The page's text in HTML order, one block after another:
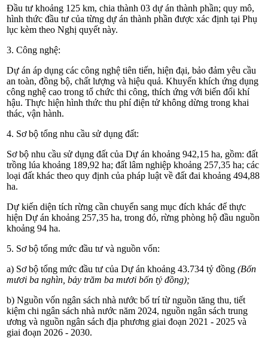
Đầu tư khoảng 125 km, chia thành 03 dự án thành phần; quy mô,
hình thức đầu tư của từng dự án thành phần được xác định tại Phụ
lục kèm theo Nghị quyết này.
3. Công nghệ:
Dự án áp dụng các công nghệ tiên tiến, hiện đại, bảo đảm yêu cầu
an toàn, đồng bộ, chất lượng và hiệu quả. Khuyến khích ứng dụng
công nghệ cao trong tổ chức thi công, thích ứng với biến đổi khí
hậu. Thực hiện hình thức thu phí điện tử không dừng trong khai
thác, vận hành.
4. Sơ bộ tổng nhu cầu sử dụng đất:
Sơ bộ nhu cầu sử dụng đất của Dự án khoảng 942,15 ha, gồm: đất
trồng lúa khoảng 189,92 ha; đất lâm nghiệp khoảng 257,35 ha; các
loại đất khác theo quy định của pháp luật về đất đai khoảng 494,88
ha.
Dự kiến diện tích rừng cần chuyển sang mục đích khác để thực
hiện Dự án khoảng 257,35 ha, trong đó, rừng phòng hộ đầu nguồn
khoảng 94 ha.
5. Sơ bộ tổng mức đầu tư và nguồn vốn:
a) Sơ bộ tổng mức đầu tư của Dự án khoảng 43.734 tỷ đồng (Bốn
mươi ba nghìn, bảy trăm ba mươi bốn tỷ đồng);
b) Nguồn vốn ngân sách nhà nước bố trí từ nguồn tăng thu, tiết
kiệm chi ngân sách nhà nước năm 2024, nguồn ngân sách trung
ương và nguồn ngân sách địa phương giai đoạn 2021 - 2025 và
giai đoạn 2026 - 2030.